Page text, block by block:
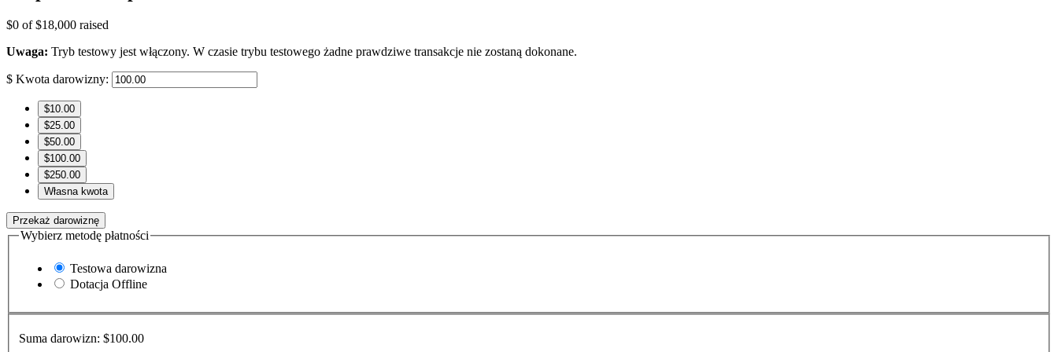
$0 of$18,000 raised
Uwaga: Tryb testowy jest włączony. W czasie trybu testowego żadne prawdziwe transakcje nie zostaną dokonane.
$ Kwota darowizny:
$10.00
$25.00
$50.00
$100.00
$250.00
Własna kwota
Przekaż darowiznę
Wybierz metodę płatności
Testowa darowizna
Dotacja Offline
Suma darowizn: $100.00